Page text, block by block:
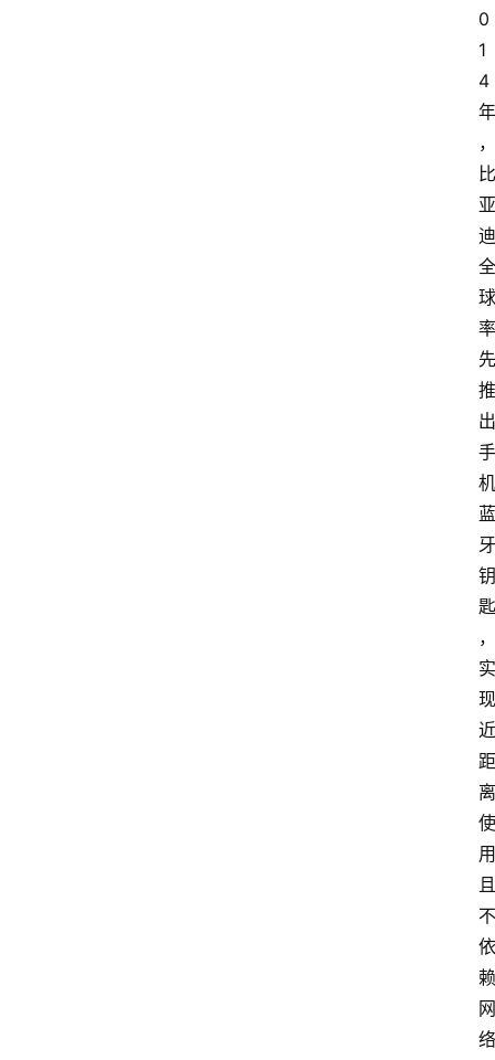
0
1
4
年
，
比
亚
迪
全
球
率
先
推
出
手
机
蓝
牙
钥
匙
，
实
现
近
距
离
使
用
且
不
依
赖
网
络